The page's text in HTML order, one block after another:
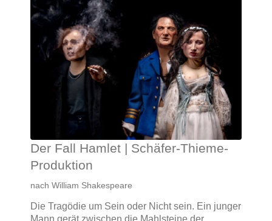
Der Fall Hamlet | Schäfer-Thieme-
Produktion
nach William Shakespeare
Die Tragödie um Sein oder Nicht sein. Ein junger